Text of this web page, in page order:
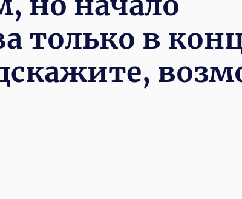
только в